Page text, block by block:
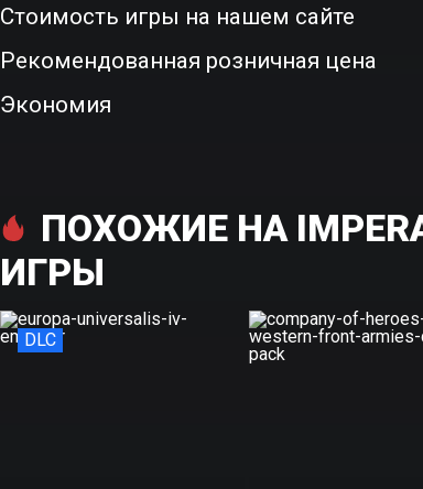
Стоимость игры на нашем сайте
Рекомендованная розничная цена
Экономия
ПОХОЖИЕ НА
ИГРЫ
DLC